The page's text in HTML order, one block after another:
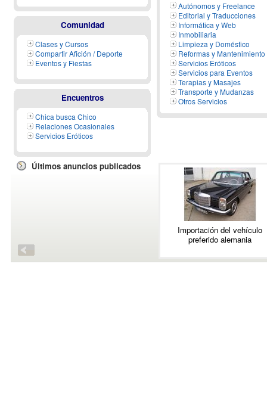
Comunidad
Clases y Cursos
Compartir Afición / Deporte
Eventos y Fiestas
Encuentros
Chica busca Chico
Relaciones Ocasionales
Servicios Eróticos
Autónomos y Freelance
Editorial y Traducciones
Informática y Web
Inmobiliaria
Limpieza y Doméstico
Reformas y Mantenimiento
Servicios Eróticos
Servicios para Eventos
Terapias y Masajes
Transporte y Mudanzas
Otros Servicios
Últimos anuncios publicados
Importación del vehículo
preferido alemania